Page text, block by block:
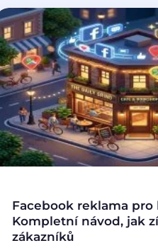
Facebook reklama
Kompletní návod, jak
zákazníků